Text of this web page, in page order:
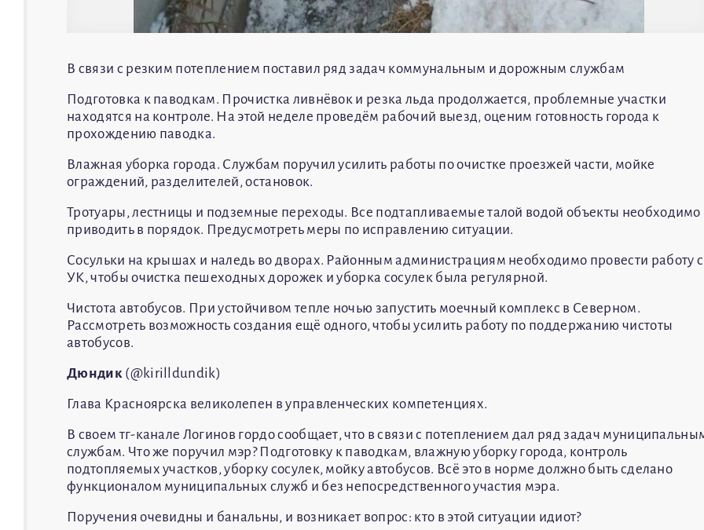
В связи с резким потеплением поставил ряд задач коммунальным и дорожным службам
Подготовка к паводкам. Прочистка ливнёвок и резка льда продолжается, проблемные участки
находятся на контроле. На этой неделе проведём рабочий выезд, оценим готовность города к
прохождению паводка.
Влажная уборка города. Службам поручил усилить работы по очистке проезжей части, мойке
ограждений, разделителей, остановок.
Тротуары, лестницы и подземные переходы. Все подтапливаемые талой водой объекты необходимо
приводить в порядок. Предусмотреть меры по исправлению ситуации.
Сосульки на крышах и наледь во дворах. Районным администрациям необходимо провести работу с
УК, чтобы очистка пешеходных дорожек и уборка сосулек была регулярной.
Чистота автобусов. При устойчивом тепле ночью запустить моечный комплекс в Северном.
Рассмотреть возможность создания ещё одного, чтобы усилить работу по поддержанию чистоты
автобусов.
Дюндик(@kirilldundik)
Глава Красноярска великолепен в управленческих компетенциях.
В своем тг-канале Логинов гордо сообщает, что в связи с потеплением дал ряд задач
службам. Что же поручил мэр? Подготовку к паводкам, влажную уборку города, контроль
подтопляемых участков, уборку сосулек, мойку автобусов. Всё это в норме должно быть сделано
функционалом муниципальных служб и без непосредственного участия мэра.
Поручения очевидны и банальны, и возникает вопрос: кто в этой ситуации идиот?